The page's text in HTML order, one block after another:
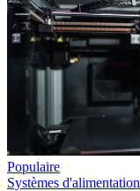
Populaire
Systèmes d'alimentation